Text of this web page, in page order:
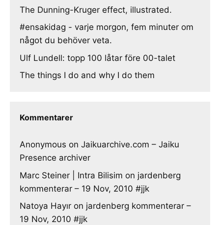
The Dunning-Kruger effect, illustrated.
#ensakidag - varje morgon, fem minuter om
något du behöver veta.
Ulf Lundell: topp 100 låtar före 00-talet
The things I do and why I do them
Kommentarer
Anonymous on Jaikuarchive.com – Jaiku
Presence archiver
Marc Steiner | Intra Bilisim on jardenberg
kommenterar – 19 Nov, 2010 #jjk
Natoya Hayır on jardenberg kommenterar –
19 Nov, 2010 #jjk